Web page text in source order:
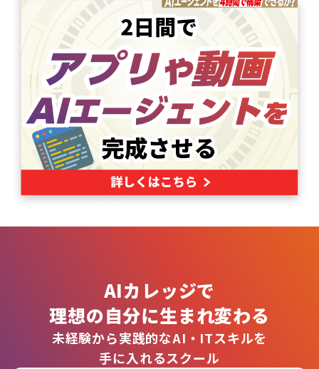
AIカレッジで
理想の自分に生まれ変わる
未経験から実践的なAI・ITスキルを
手に入れるスクール